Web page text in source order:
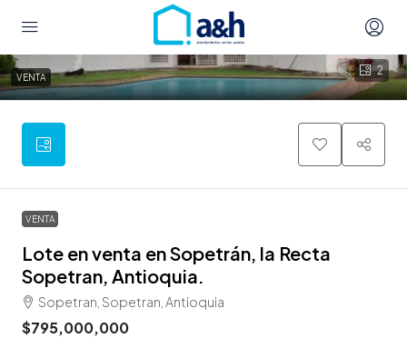
2
VENTA
VENTA
Lote en venta en Sopetrán, la Recta
Sopetran, Antioquia.
Sopetran, Sopetran, Antioquia
$795,000,000